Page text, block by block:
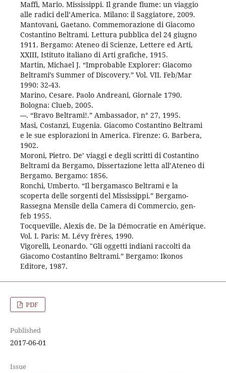
Maffi, Mario. Mississippi. Il grande fiume: un viaggio
alle radici dell’America. Milano: il Saggiatore, 2009.
Mantovani, Gaetano. Commemorazione di Giacomo
Costantino Beltrami. Lettura pubblica del 24 giugno
1911. Bergamo: Ateneo di Scienze, Lettere ed Arti,
XXIII, Istituto italiano di Arti grafiche, 1915.
Martin, Michael J. “Improbable Explorer: Giacomo
Beltrami’s Summer of Discovery.” Vol. VII. Feb/Mar
1990: 32-43.
Marino, Cesare. Paolo Andreani, Giornale 1790.
Bologna: Clueb, 2005.
---. “Bravo Beltrami!.” Ambassador, n° 27, 1995.
Masi, Costanzi, Eugenia. Giacomo Costantino Beltrami
e le sue esplorazioni in America. Firenze: G. Barbera,
1902.
Moroni, Pietro. De’ viaggi e degli scritti di Costantino
Beltrami da Bergamo, Dissertazione letta all’Ateneo di
Bergamo. Bergamo: 1856.
Ronchi, Umberto. “Il bergamasco Beltrami e la
scoperta delle sorgenti del Mississippi.” Bergamo-
Rassegna Mensile della Camera di Commercio, gen-
feb 1955.
Tocqueville, Alexis de. De la Démocratie en Amérique.
Vol. I. Paris: M. Lévy frères, 1990.
Vigorelli, Leonardo. "Gli oggetti indiani raccolti da
Giacomo Costantino Beltrami.” Bergamo: Ikonos
Editore, 1987.
PDF
Published
2017-06-01
Issue